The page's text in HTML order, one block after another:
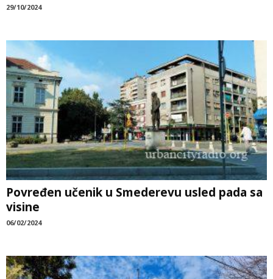
29/10/2024
Povređen učenik u Smederevu usled pada sa
visine
06/02/2024